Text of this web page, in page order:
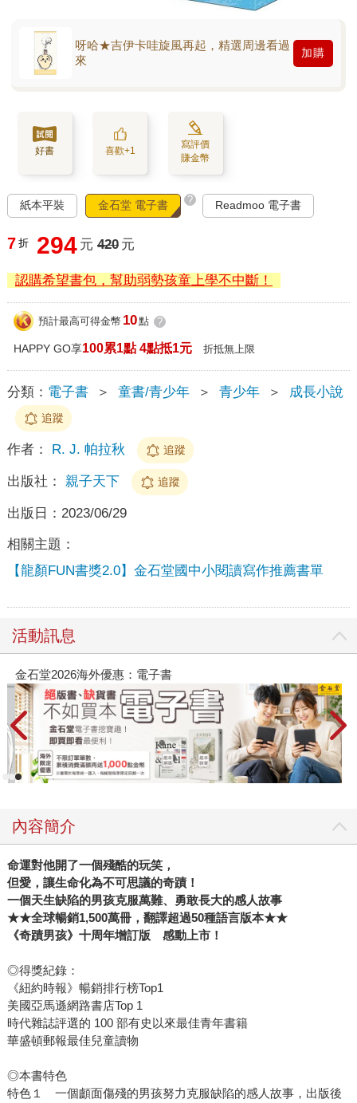
呀哈★吉伊卡哇旋風再起，精選周邊看過
來
加購
好書 喜歡+1
寫評價
賺金幣
紙本平裝 金石堂 電子書 ? Readmoo 電子書
7 折 294 元 420 元
認購希望書包，幫助弱勢孩童上學不中斷！
預計最高可得金幣 10點 ?
HAPPY GO享100累1點 4點抵1元 折抵無上限
分類： 電子書 ＞ 童書/青少年 ＞ 青少年 ＞ 成長小說
追蹤
作者： R. J. 帕拉秋 追蹤
出版社： 親子天下 追蹤
出版日： 2023/06/29
相關主題：
【龍顏FUN書獎2.0】金石堂國中小閱讀寫作推薦書單
活動訊息
金石堂2026海外優惠：電子書
內容簡介
命運對他開了一個殘酷的玩笑，
但愛，讓生命化為不可思議的奇蹟！
一個天生缺陷的男孩克服萬難、勇敢長大的感人故事
★★全球暢銷1,500萬冊，翻譯超過50種語言版本★★
《奇蹟男孩》十周年增訂版 感動上市！
◎得獎紀錄：
《紐約時報》暢銷排行榜Top1
美國亞馬遜網路書店Top 1
時代雜誌評選的 100 部有史以來最佳青年書籍
華盛頓郵報最佳兒童讀物
◎本書特色
特色１ 一個顱面傷殘的男孩努力克服缺陷的感人故事，出版後